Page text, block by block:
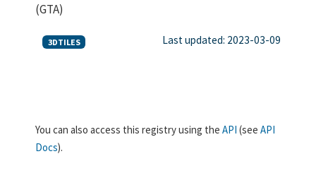
(GTA)
3DTILES Last updated: 2023-03-09
You can also access this registry using the API (see API
Docs).